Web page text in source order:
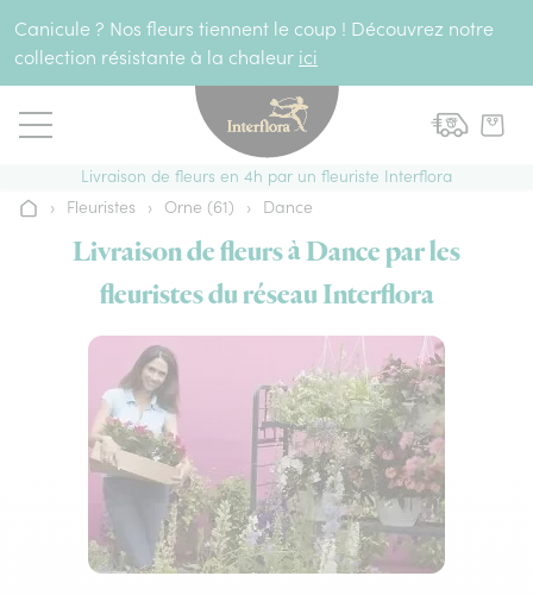
Canicule ? Nos fleurs tiennent le coup ! Découvrez notre
collection résistante à la chaleur ici
Livraison de fleurs en 4h par un fleuriste Interflora
Accueil
› Fleuristes › Orne (61) › Dance
Livraison de fleurs à Dance par les
fleuristes du réseau Interflora